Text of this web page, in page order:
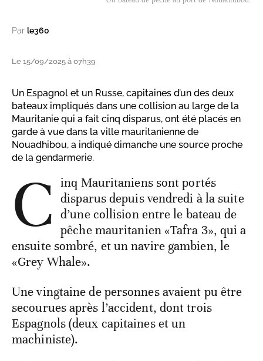
Par le360
Le 15/09/2025 à 07h39
Un Espagnol et un Russe, capitaines d’un des deux
bateaux impliqués dans une collision au large de la
Mauritanie qui a fait cinq disparus, ont été placés en
garde à vue dans la ville mauritanienne de
Nouadhibou, a indiqué dimanche une source proche
de la gendarmerie.
C inq Mauritaniens sont portés
disparus depuis vendredi à la suite
d’une collision entre le bateau de
pêche mauritanien «Tafra 3», qui a
ensuite sombré, et un navire gambien, le
«Grey Whale».
Une vingtaine de personnes avaient pu être
secourues après l’accident, dont trois
Espagnols (deux capitaines et un
machiniste).